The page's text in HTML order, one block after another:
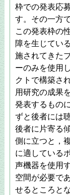
枠での発表応
す。その一方
この発表枠の
障を生じてい
施されてきた
ーのみを使用
クトで構築さ
用研究の成果
発表するもの
ずと後者には
後者に片寄る
側に立つと，
に適している
声機器を使用
空間が必要で
せるところと